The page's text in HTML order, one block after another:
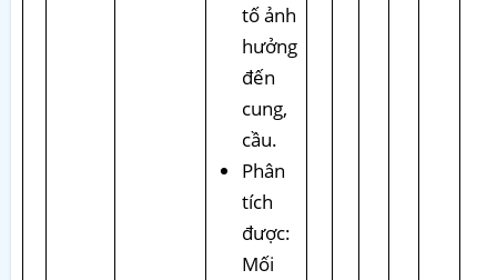
tố ảnh
hưởng
đến
cung,
cầu.
Phân
tích
được:
Mối